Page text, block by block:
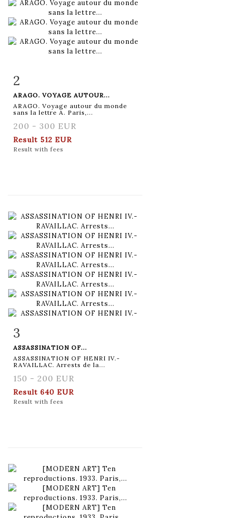
2
ARAGO. VOYAGE AUTOUR...
ARAGO. Voyage autour du monde
sans la lettre A. Paris,...
200 - 300 EUR
Result 512 EUR
Result with fees
3
ASSASSINATION OF...
ASSASSINATION OF HENRI IV.-
RAVAILLAC. Arrests de la...
150 - 200 EUR
Result 640 EUR
Result with fees